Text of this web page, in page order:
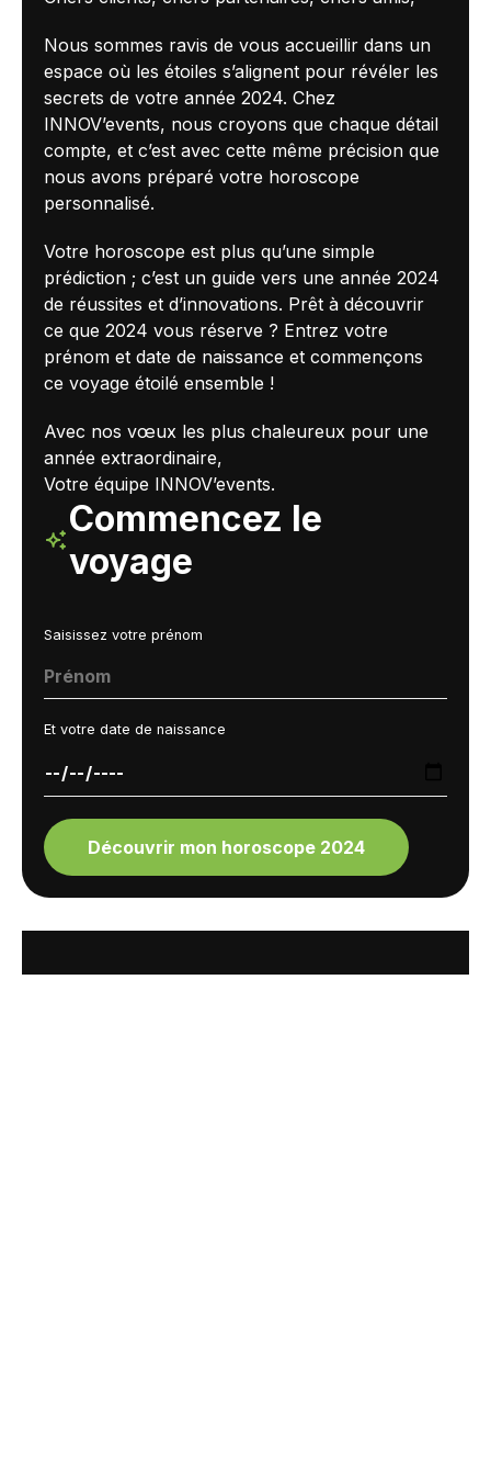
Nous sommes ravis de vous accueillir dans un
espace où les étoiles s’alignent pour révéler les
secrets de votre année 2024. Chez
INNOV’events, nous croyons que chaque détail
compte, et c’est avec cette même précision que
nous avons préparé votre horoscope
personnalisé.
Votre horoscope est plus qu’une simple
prédiction ; c’est un guide vers une année 2024
de réussites et d’innovations. Prêt à découvrir
ce que 2024 vous réserve ? Entrez votre
prénom et date de naissance et commençons
ce voyage étoilé ensemble !
Avec nos vœux les plus chaleureux pour une
année extraordinaire,
Votre équipe INNOV’events.
Commencez le
voyage
Saisissez votre prénom
Et votre date de naissance
Découvrir mon horoscope 2024